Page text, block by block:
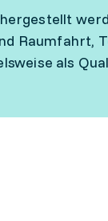
Raumfahrt,
als